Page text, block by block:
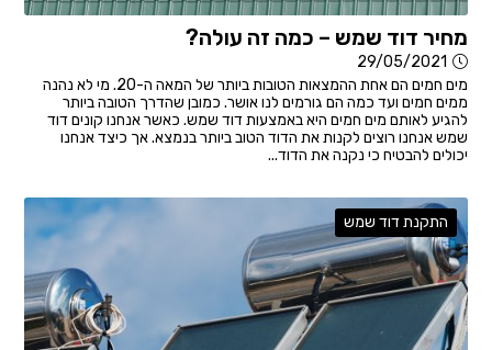
מחיר דוד שמש – כמה זה עולה?
29/05/2021
מים חמים הם אחת ההמצאות הטובות ביותר של המאה ה-20. מי לא נהנה
ממים חמים ועד כמה הם גורמים לנו אושר. כמובן שהדרך הטובה ביותר
להגיע לאותם מים חמים היא באמצעות דוד שמש. כאשר אנחנו קונים דוד
שמש אנחנו רוצים לקנות את הדוד הטוב ביותר בנמצא. אך כיצד אנחנו
יכולים להבטיח כי נקנה את הדוד...
התקנת דוד שמש